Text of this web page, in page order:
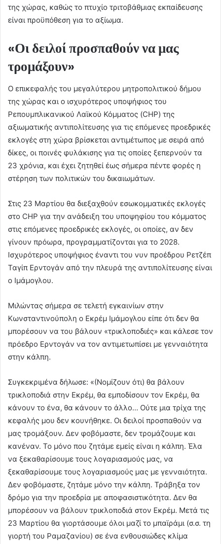
της χώρας, καθώς το πτυχίο τριτοβάθμιας εκπαίδευσης
είναι προϋπόθεση για το αξίωμα.
«Οι δειλοί προσπαθούν να μας
τρομάξουν»
Ο επικεφαλής του μεγαλύτερου μητροπολιτικού δήμου
της χώρας και ο ισχυρότερος υποψήφιος του
Ρεπουμπλικανικού Λαϊκού Κόμματος (CHP) της
αξιωματικής αντιπολίτευσης για τις επόμενες προεδρικές
εκλογές στη χώρα βρίσκεται αντιμέτωπος με σειρά από
δίκες, οι ποινές φυλάκισης για τις οποίες ξεπερνούν τα
23 χρόνια, και έχει ζητηθεί έως σήμερα πέντε φορές η
στέρηση των πολιτικών του δικαιωμάτων.
Στις 23 Μαρτίου θα διεξαχθούν εσωκομματικές εκλογές
στο CHP για την ανάδειξη του υποψηφίου του κόμματος
στις επόμενες προεδρικές εκλογές, οι οποίες, αν δεν
γίνουν πρόωρα, προγραμματίζονται για το 2028.
Ισχυρότερος υποψήφιος έναντι του νυν προέδρου Ρετζέπ
Ταγίπ Ερντογάν από την πλευρά της αντιπολίτευσης είναι
ο Ιμάμογλου.
Μιλώντας σήμερα σε τελετή εγκαινίων στην
Κωνσταντινούπολη ο Εκρέμ Ιμάμογλου είπε ότι δεν θα
μπορέσουν να του βάλουν «τρικλοποδιές» και κάλεσε τον
πρόεδρο Ερντογάν να τον αντιμετωπίσει με γενναιότητα
στην κάλπη.
Συγκεκριμένα δήλωσε: «(Νομίζουν ότι) θα βάλουν
τρικλοποδιά στην Εκρέμ, θα εμποδίσουν τον Εκρέμ, θα
κάνουν το ένα, θα κάνουν το άλλο… Ούτε μια τρίχα της
κεφαλής μου δεν κουνήθηκε. Οι δειλοί προσπαθούν να
μας τρομάξουν. Δεν φοβόμαστε, δεν τρομάζουμε και
κανέναν. Το μόνο που ζητάμε εμείς είναι η κάλπη. Έλα
να ξεκαθαρίσουμε τους λογαριασμούς μας, να
ξεκαθαρίσουμε τους λογαριασμούς μας με γενναιότητα.
Δεν φοβόμαστε, ζητάμε μόνο την κάλπη. Τράβηξα τον
δρόμο για την προεδρία με αποφασιστικότητα. Δεν θα
μπορέσουν να βάλουν τρικλοποδιά στον Εκρέμ. Μετά τις
23 Μαρτίου θα γιορτάσουμε όλοι μαζί το μπαϊράμι (σ.σ. τη
γιορτή του Ραμαζανίου) σε ένα ενθουσιώδες κλίμα